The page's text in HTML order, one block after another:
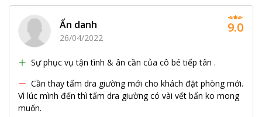
Ẩn danh
26/04/2022
Sự phục vụ tận tình & ân cần của cô bé tiếp tân .
Cần thay tấm dra giường mới cho khách đặt phòng mới.
Vì lúc mình đến thì tấm dra giường có vài vết bẩn ko mong
muốn.
9.0